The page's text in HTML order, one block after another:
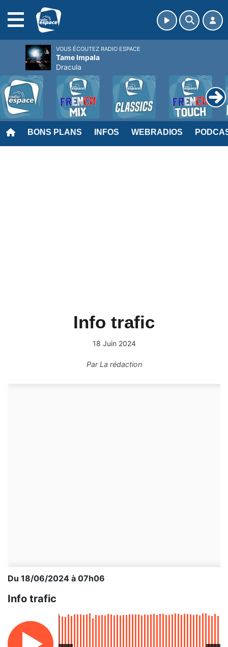
BONS PLANS INFOS WEBRADIOS
Info trafic
18 Juin 2024
ParLa rédaction
Du 18/06/2024 à 07h06
Info trafic
VOUS ÉCOUTEZ RADIO ESPACE
Tame Impala
Dracula